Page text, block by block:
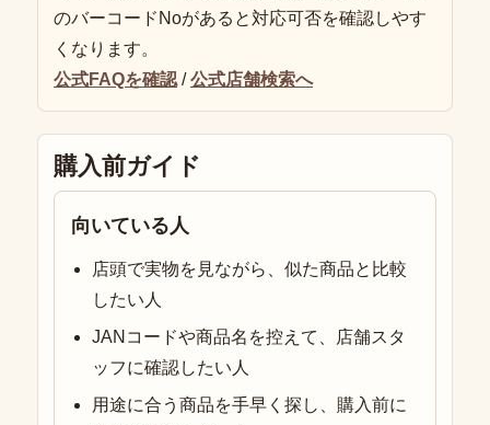
のバーコードNoがあると対応可否を確認しやす
くなります。
公式FAQを確認 /公式店舗検索へ
購入前ガイド
向いている人
店頭で実物を見ながら、似た商品と比較
したい人
JANコードや商品名を控えて、店舗スタ
ッフに確認したい人
用途に合う商品を手早く探し、購入前に